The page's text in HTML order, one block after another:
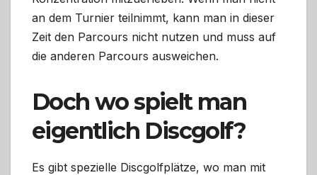
an dem Turnier teilnimmt, kann man in dieser
Zeit den Parcours nicht nutzen und muss auf
die anderen Parcours ausweichen.
Doch wo spielt man
eigentlich Discgolf?
Es gibt spezielle Discgolfplätze, wo man mit